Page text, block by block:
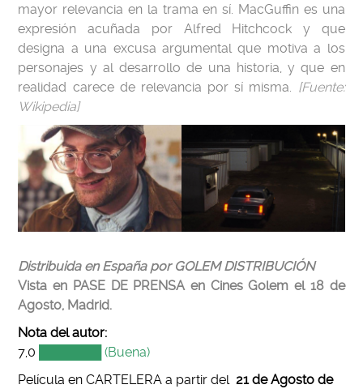
mayor relevancia en la trama en sí. MacGuffin es una
expresión acuñada por Alfred Hitchcock y que
designa a una excusa argumental que motiva a los
personajes y al desarrollo de una historia, y que en
realidad carece de relevancia por sí misma.
[Fuente:
Wikipedia]
Distribuida en España por GOLEM DISTRIBUCIÓN
Vista en PASE DE PRENSA en Cines Golem el 18 de
Agosto, Madrid.
Nota del autor:
7,0
███████ (Buena)
Película en CARTELERA a partir del 21de Agosto de